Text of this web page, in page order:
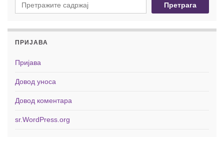
Претрага
ПРИЈАВА
Пријава
Довод уноса
Довод коментара
sr.WordPress.org